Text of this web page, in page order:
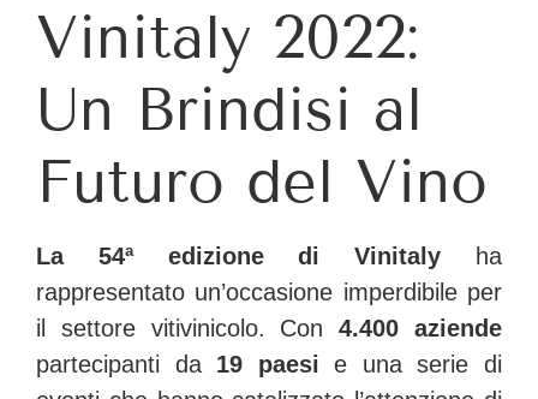
Vinitaly 2022:
Un Brindisi al
Futuro del Vino
La 54ª edizione di Vinitaly ha
rappresentato un’occasione imperdibile per
il settore vitivinicolo. Con4.400 aziende
partecipanti da 19 paesi e una serie di